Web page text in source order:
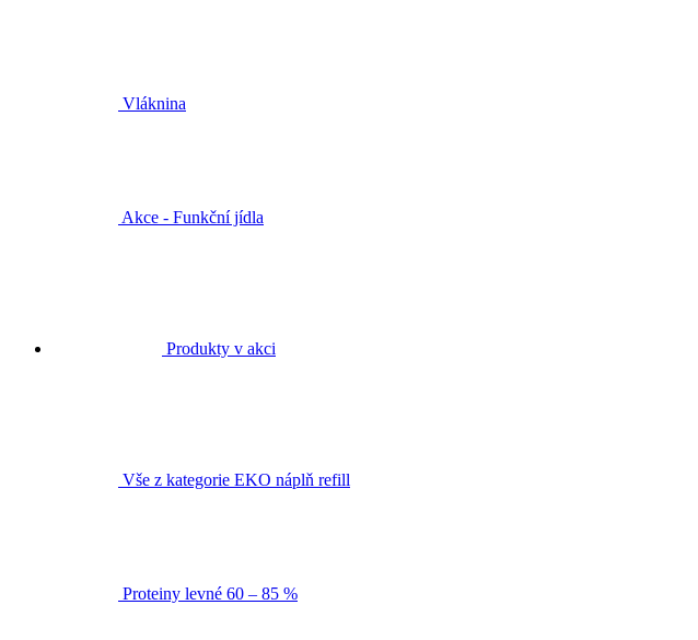
Vláknina
Akce - Funkční jídla
Produkty v akci
Vše z kategorie EKO náplň refill
Proteiny levné 60 – 85 %